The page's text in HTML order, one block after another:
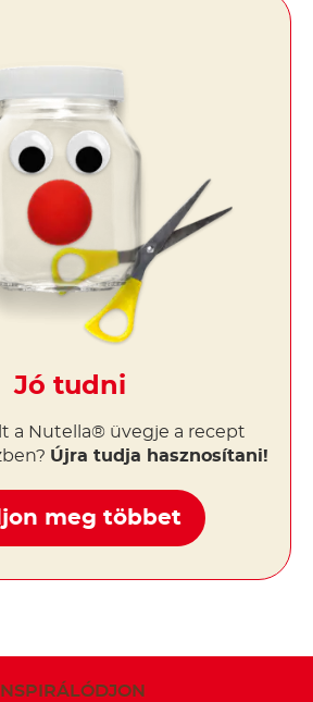
Jó tudni
a Nutella® üvegje a recept
Újra tudja hasznosítani!
meg többet
INSPIRÁLÓDJON